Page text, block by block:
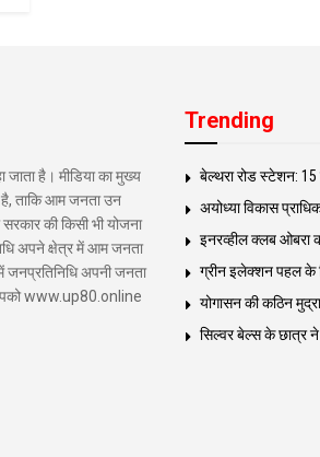
जाता है। मीडिया का मुख्य
ताकि आम जनता उन
की किसी भी योजना
अपने क्षेत्र में आम जनता
अपनी जनता
www.up80.online
Trending
बेल्थरा रोड स्टेशन: 15
अयोध्या विकास
इनरव्हील क्लब ओबरा
ग्रीन इलेक्शन पहल के
योगासन की कठिन
सिल्वर बेल्स के छात्र